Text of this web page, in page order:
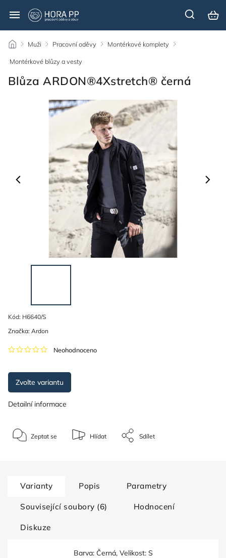
/ Muži / Pracovní oděvy / Montérkové komplety /
Montérkové blůzy a vesty
Blůza ARDON®4Xstretch® černá
Kód: H6640/S
Neohodnoceno
Značka: Ardon
Zvolte variantu
Detailní informace
Zeptat se Hlídat Sdílet
Varianty Popis Parametry
Související soubory (6) Hodnocení
Diskuze
Barva: Černá, Velikost: S